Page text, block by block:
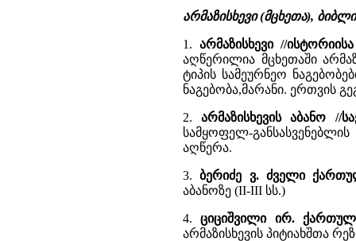
არმაზისხევი (მცხეთა),
1. არმაზისხევი //
აღწერილია მცხეთაში
ტიპის სამეურნეო
ნაგებობა,მარანი. ერთვის
2.არმაზისხევის აბანო //
სამყოფელ-
აღწერა.
3.ბერიძე ვ. ძველი
აბანოზე (II-III სს.)
4.ციციშვილი ირ.
არმაზისხევის პიტიახშთა